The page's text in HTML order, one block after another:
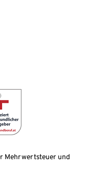
Mehrwertsteuer und